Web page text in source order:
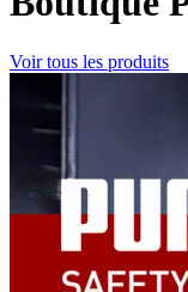
Voir tous les produits